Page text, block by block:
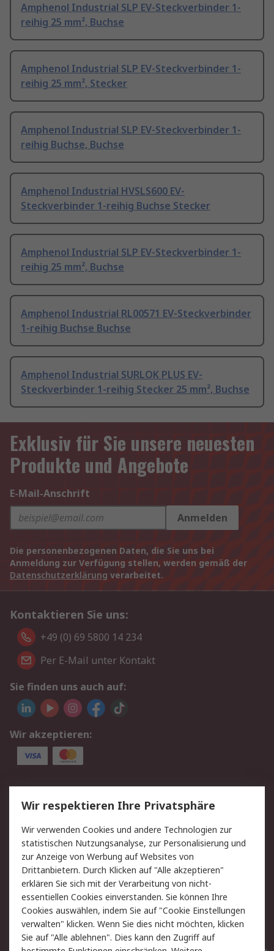
Amphenol Industrial SLP EV-Steckverbinder 1-
reihig 25 mm², Buchse
Amphenol Industrial SLP EV-Steckverbinder 1-
reihig 25 mm², Stecker
Amphenol Industrial SLP EV-Steckverbinder 1-
reihig Buchse, Buchse
Amphenol Industrial HVSLS600 EV-
Steckverbinder 1-reihig Buchse Stecker
Amphenol Industrial SLP EV-Steckverbinder 1-
reihig 25 mm², Buchse
Amphenol Industrial RL00571 EV-Steckverbinder
1-reihig Buchse Buchse
Amphenol Industrial SURLOK PLUS EV-
Steckverbinder 1-reihig Stecker 25 mm², Buchse
Exklusiv für Sie unsere neuesten
Produkte und Angebote
E-Mail-Anschrift
Anmelden
Die personenbezogenen Daten, die Sie uns bei
Anmeldung zur Verfügung stellen, werden gemäß der
Datenschutzerklärung verarbeitet.
Kontaktieren Sie uns:
+49 (0) 69 5800 14 234
Per E-Mail unter Kontakt
Sie finden uns auch auf:
Wir akzeptieren:
Service
Value Added Services
Lieferlösungen
Rücksendungen
Kontakt
Hilfe
Privatkunden
Rechtliches
AGB
Datenschutz
Cookie-Richtlinie
Zahlungsbedingungen
Copyright/Impressum
Entsorgung
Wir respektieren Ihre Privatsphäre
Wir verwenden Cookies und andere Technologien zur
statistischen Nutzungsanalyse, zur Personalisierung und
zur Anzeige von Werbung auf Websites von
Drittanbietern. Durch Klicken auf "Alle akzeptieren"
erklären Sie sich mit der Verarbeitung von nicht-
essentiellen Cookies einverstanden. Sie können Ihre
Cookies auswählen, indem Sie auf "Cookie Einstellungen
verwalten" klicken. Wenn Sie dies nicht möchten, klicken
Sie auf "Alle ablehnen". Dies kann den Zugriff auf